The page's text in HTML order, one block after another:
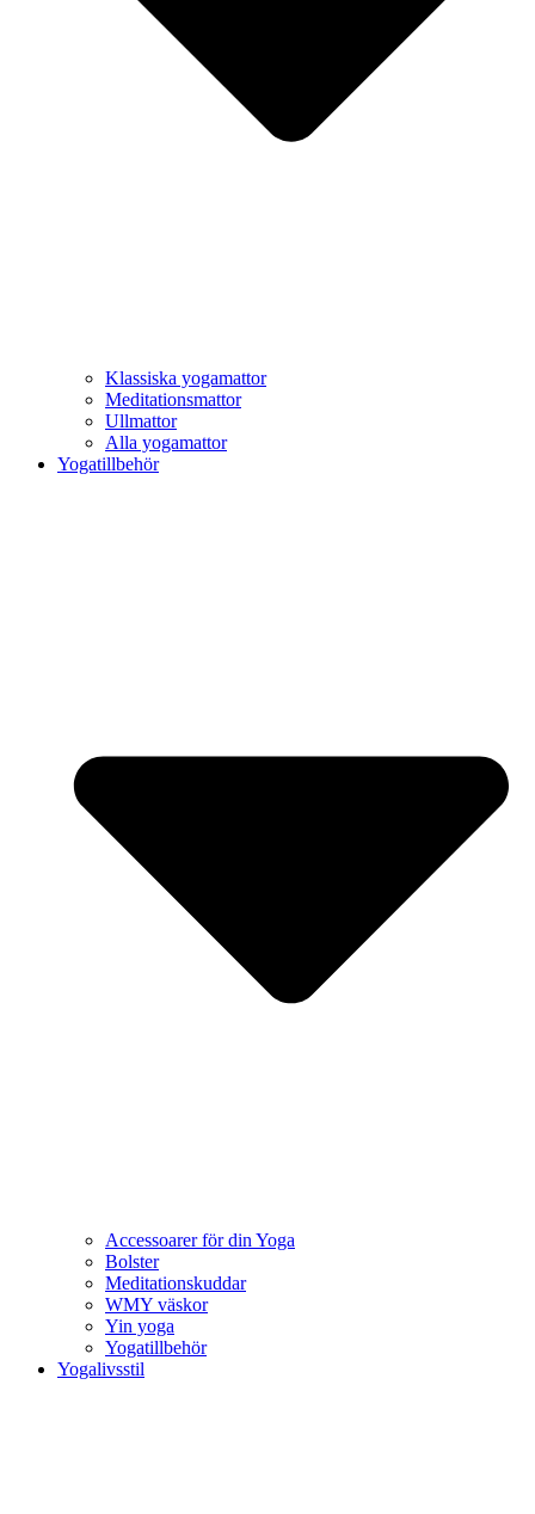
Klassiska yogamattor
Meditationsmattor
Ullmattor
Alla yogamattor
Yogatillbehör
Accessoarer för din Yoga
Bolster
Meditationskuddar
WMY väskor
Yin yoga
Yogatillbehör
Yogalivsstil